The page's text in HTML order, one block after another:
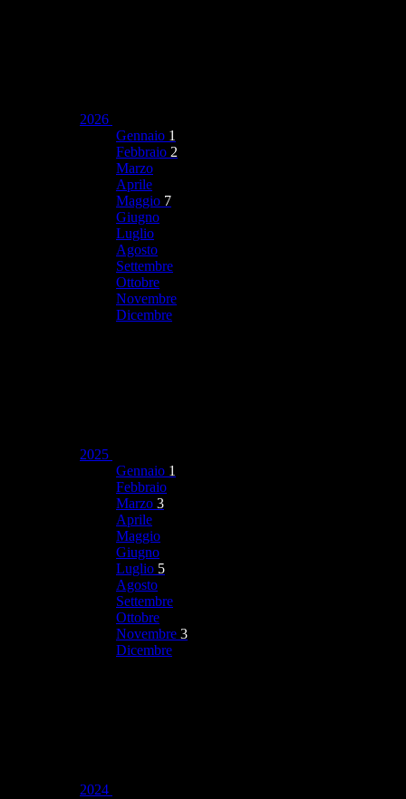
2026
Gennaio 1
Febbraio 2
Marzo
Aprile
Maggio 7
Giugno
Luglio
Agosto
Settembre
Ottobre
Novembre
Dicembre
2025
Gennaio 1
Febbraio
Marzo 3
Aprile
Maggio
Giugno
Luglio 5
Agosto
Settembre
Ottobre
Novembre 3
Dicembre
2024